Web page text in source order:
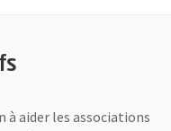
à aider les associations